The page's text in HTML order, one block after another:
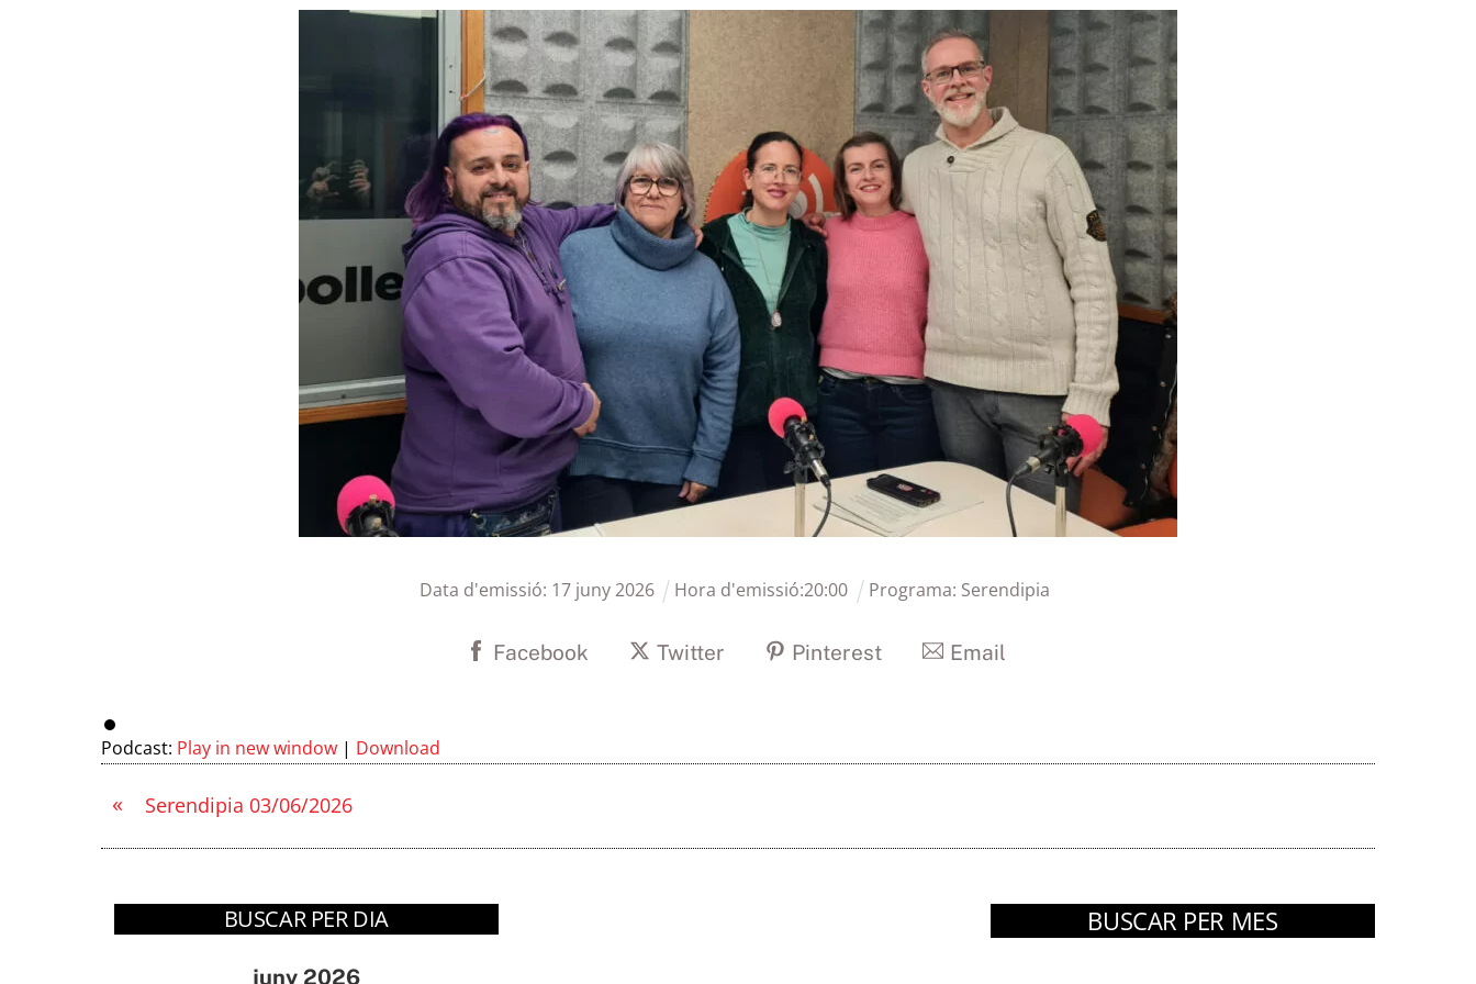
Data d'emissió: 17 juny 2026 Hora d'emissió:20:00 Programa: Serendipia
Facebook Twitter Pinterest Email
Podcast: Play in new window | Download
« Serendipia 03/06/2026
BUSCAR PER DIA
juny 2026
BUSCAR PER MES